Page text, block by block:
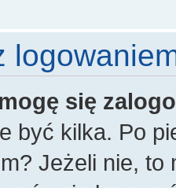
się
być kilka. Po
Jeżeli nie,